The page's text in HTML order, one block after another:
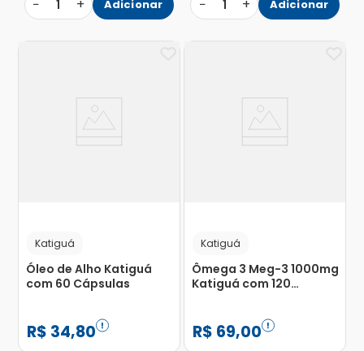
− 1 + Adicionar − 1 + Adicionar
Katiguá
Óleo de Alho Katiguá
com 60 Cápsulas
R$ 34,80
Katiguá
Ômega 3 Meg-3 1000mg
Katiguá com 120
R$ 69,00